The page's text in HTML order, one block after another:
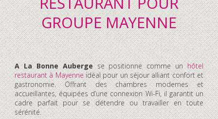
GROUPE MAYENNE
A La Bonne Aubergese positionne comme unhôtel
restaurant à Mayenneidéal pour un séjour alliant confort et
gastronomie. Offrant des chambres modernes et
accueillantes, équipées d’une connexion Wi-Fi, il garantit un
cadre parfait pour se détendre ou travailler en toute
sérénité.